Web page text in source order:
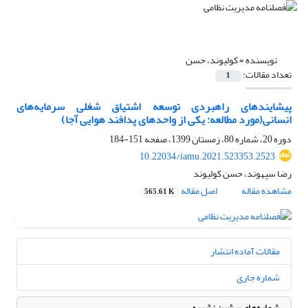
نویسنده =کولیوند، حسن
تعداد مقالات: 1
پیشایندهای راهبردی توسعه اشتیاق شغلی سرمایه‌های
انسانی(مورد مطالعه: یکی از واحدهای پدافند هوایی آجا)
دوره 20، شماره 80، زمستان 1399، صفحه
151-184
10.22034/iamu.2021.523353.2523
رضا سپهوند، حسن کولیوند
مشاهده مقاله
اصل مقاله 565.61 K
مقالات آماده انتشار
شماره جاری